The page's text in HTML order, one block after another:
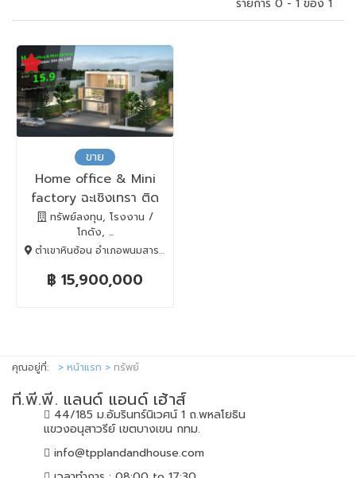
รายการ 0 - 1 ของ 1
ขาย
Home office & Mini
factory ฉะเชิงเทรา ติด
ถนน 304
ทรัพย์ลงทุน, โรงงาน /
โกดัง, ...
ตำเขาหินซ้อน อำเภอพนมสารคาม, พนมสารคาม, Chachoengsao, 24120
฿ 15,900,000
คุณอยู่ที่: หน้าแรก ทรัพย์
ที.พี.พี. แลนด์ แอนด์ เฮ้าส์
44/185 ม.อัมรินทร์นิเวศน์ 1 ถ.พหลโยธิน
แขวงอนุสาวรีย์ เขตบางเขน กทม.
info@tpplandandhouse.com